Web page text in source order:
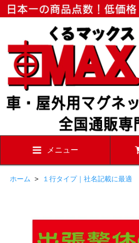
メニュー
ホーム > １行タイプ｜社名記載に最適